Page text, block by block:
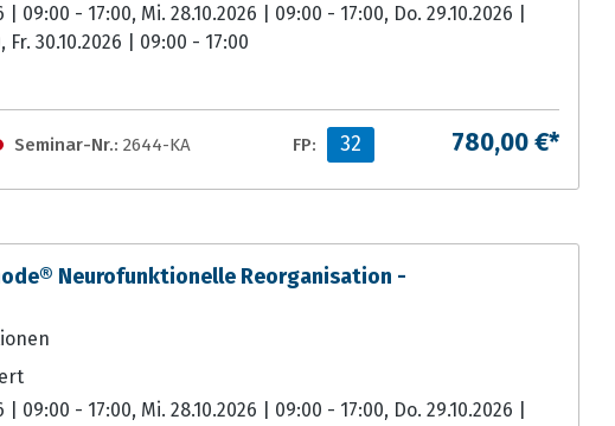
| 09:00 - 17:00, Mi. 28.10.2026 | 09:00 - 17:00, Do. 29.10.2026 |
Fr. 30.10.2026 | 09:00 - 17:00
Seminar-Nr.: 2644-KA FP: 32 780,00 €*
Neurofunktionelle Reorganisation -
| 09:00 - 17:00, Mi. 28.10.2026 | 09:00 - 17:00, Do. 29.10.2026 |